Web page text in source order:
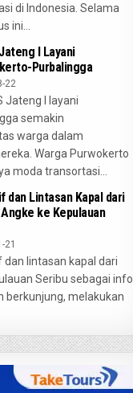
di Indonesia. Selama
ini...
I Layani
Purbalingga
22
Jateng I layani
semakin
warga dalam
Warga Purwokerto
moda transortasi...
dan Lintasan Kapal dari
ke Kepulauan
21
dan lintasan kapal dari
Seribu sebagai info
berkunjung, melakukan